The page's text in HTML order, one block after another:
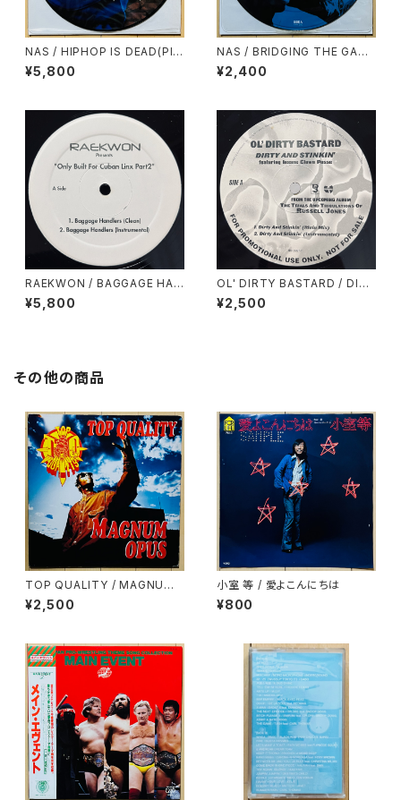
NAS / HIPHOP IS DEAD(PIC
TURE DISC)
¥5,800
NAS / BRIDGING THE GAP
(PICTURE DISC)
¥2,400
RAEKWON / BAGGAGE HAN
DLERS
¥5,800
OL' DIRTY BASTARD / DIRT
Y & STINKIN'
¥2,500
その他の商品
TOP QUALITY / MAGNUM
OPUS
¥2,500
小室 等 / 愛よこんにちは
¥800